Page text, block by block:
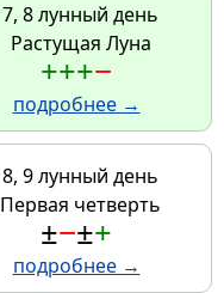
7, 8 лунный день
Растущая Луна
+++−
подробнее →
8, 9 лунный день
Первая четверть
±−±+
подробнее →